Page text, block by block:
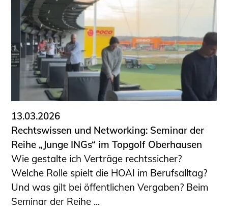
13.03.2026
Rechtswissen und Networking: Seminar der
Reihe „Junge INGs“ im Topgolf Oberhausen
Wie gestalte ich Verträge rechtssicher?
Welche Rolle spielt die HOAI im Berufsalltag?
Und was gilt bei öffentlichen Vergaben? Beim
Seminar der Reihe ...